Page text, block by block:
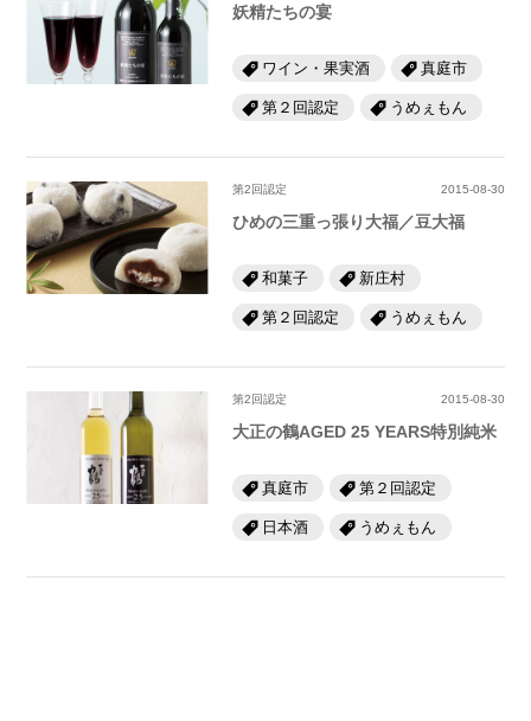
妖精たちの宴
ワイン・果実酒 真庭市
第２回認定 うめぇもん
第2回認定 2015-08-30
ひめの三重っ張り大福／豆大福
和菓子 新庄村
第２回認定 うめぇもん
第2回認定 2015-08-30
大正の鶴AGED 25 YEARS特別純米
真庭市 第２回認定
日本酒 うめぇもん